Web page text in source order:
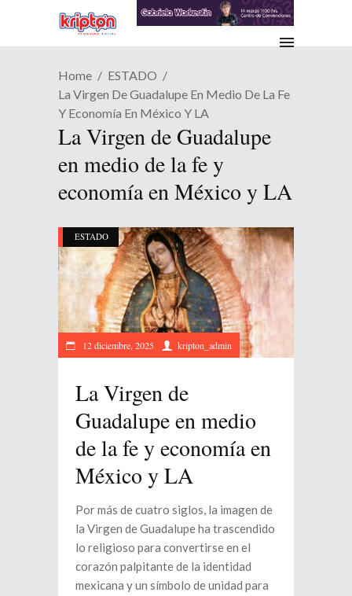
Home
ESTADO
La Virgen De Guadalupe En Medio De La Fe
Y Economía En México Y LA
La Virgen de Guadalupe
en medio de la fe y
economía en México y LA
ESTADO
12 diciembre, 2025 kripton_admin
La Virgen de
Guadalupe en medio
de la fe y economía en
México y LA
Por más de cuatro siglos, la imagen de
la Virgen de Guadalupe ha trascendido
lo religioso para convertirse en el
corazón palpitante de la identidad
mexicana y un símbolo de unidad para